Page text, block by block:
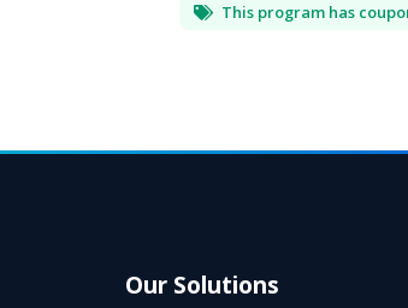
This program has
Our Solutions